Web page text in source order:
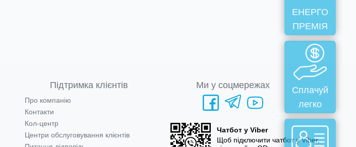
Підтримка клієнтів
Про компанію
Контакти
Кол-центр
Центри обслуговування клієнтів
Ми у соцмережах
Чатбот у Viber
Щоб підключити чатбот у Viber,
Сплачуй
легко
ЕНЕРГО
ПРЕМІЯ